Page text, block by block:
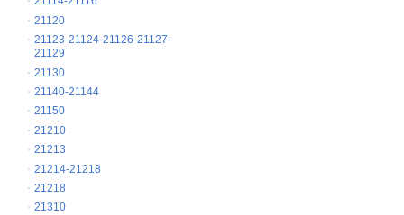
21120
21123-21124-21126-21127-
21129
21130
21140-21144
21150
21210
21213
21214-21218
21218
21310